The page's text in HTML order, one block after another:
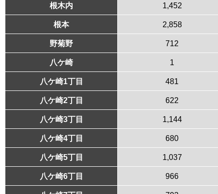
根木内 1,452
根本 2,858
野菊野 712
八ケ崎 1
八ケ崎1丁目 481
八ケ崎2丁目 622
八ケ崎3丁目 1,144
八ケ崎4丁目 680
八ケ崎5丁目 1,037
八ケ崎6丁目 966